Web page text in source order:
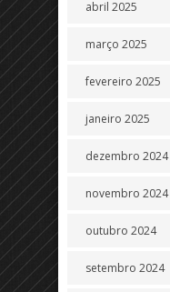
abril 2025
março 2025
fevereiro 2025
janeiro 2025
dezembro 2024
novembro 2024
outubro 2024
setembro 2024